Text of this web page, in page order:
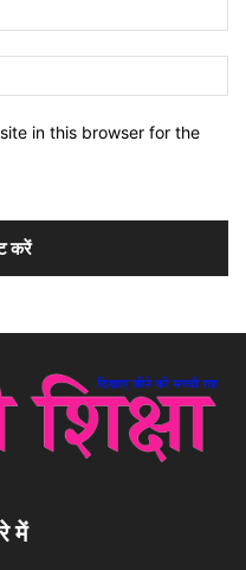
in this browser for the
में